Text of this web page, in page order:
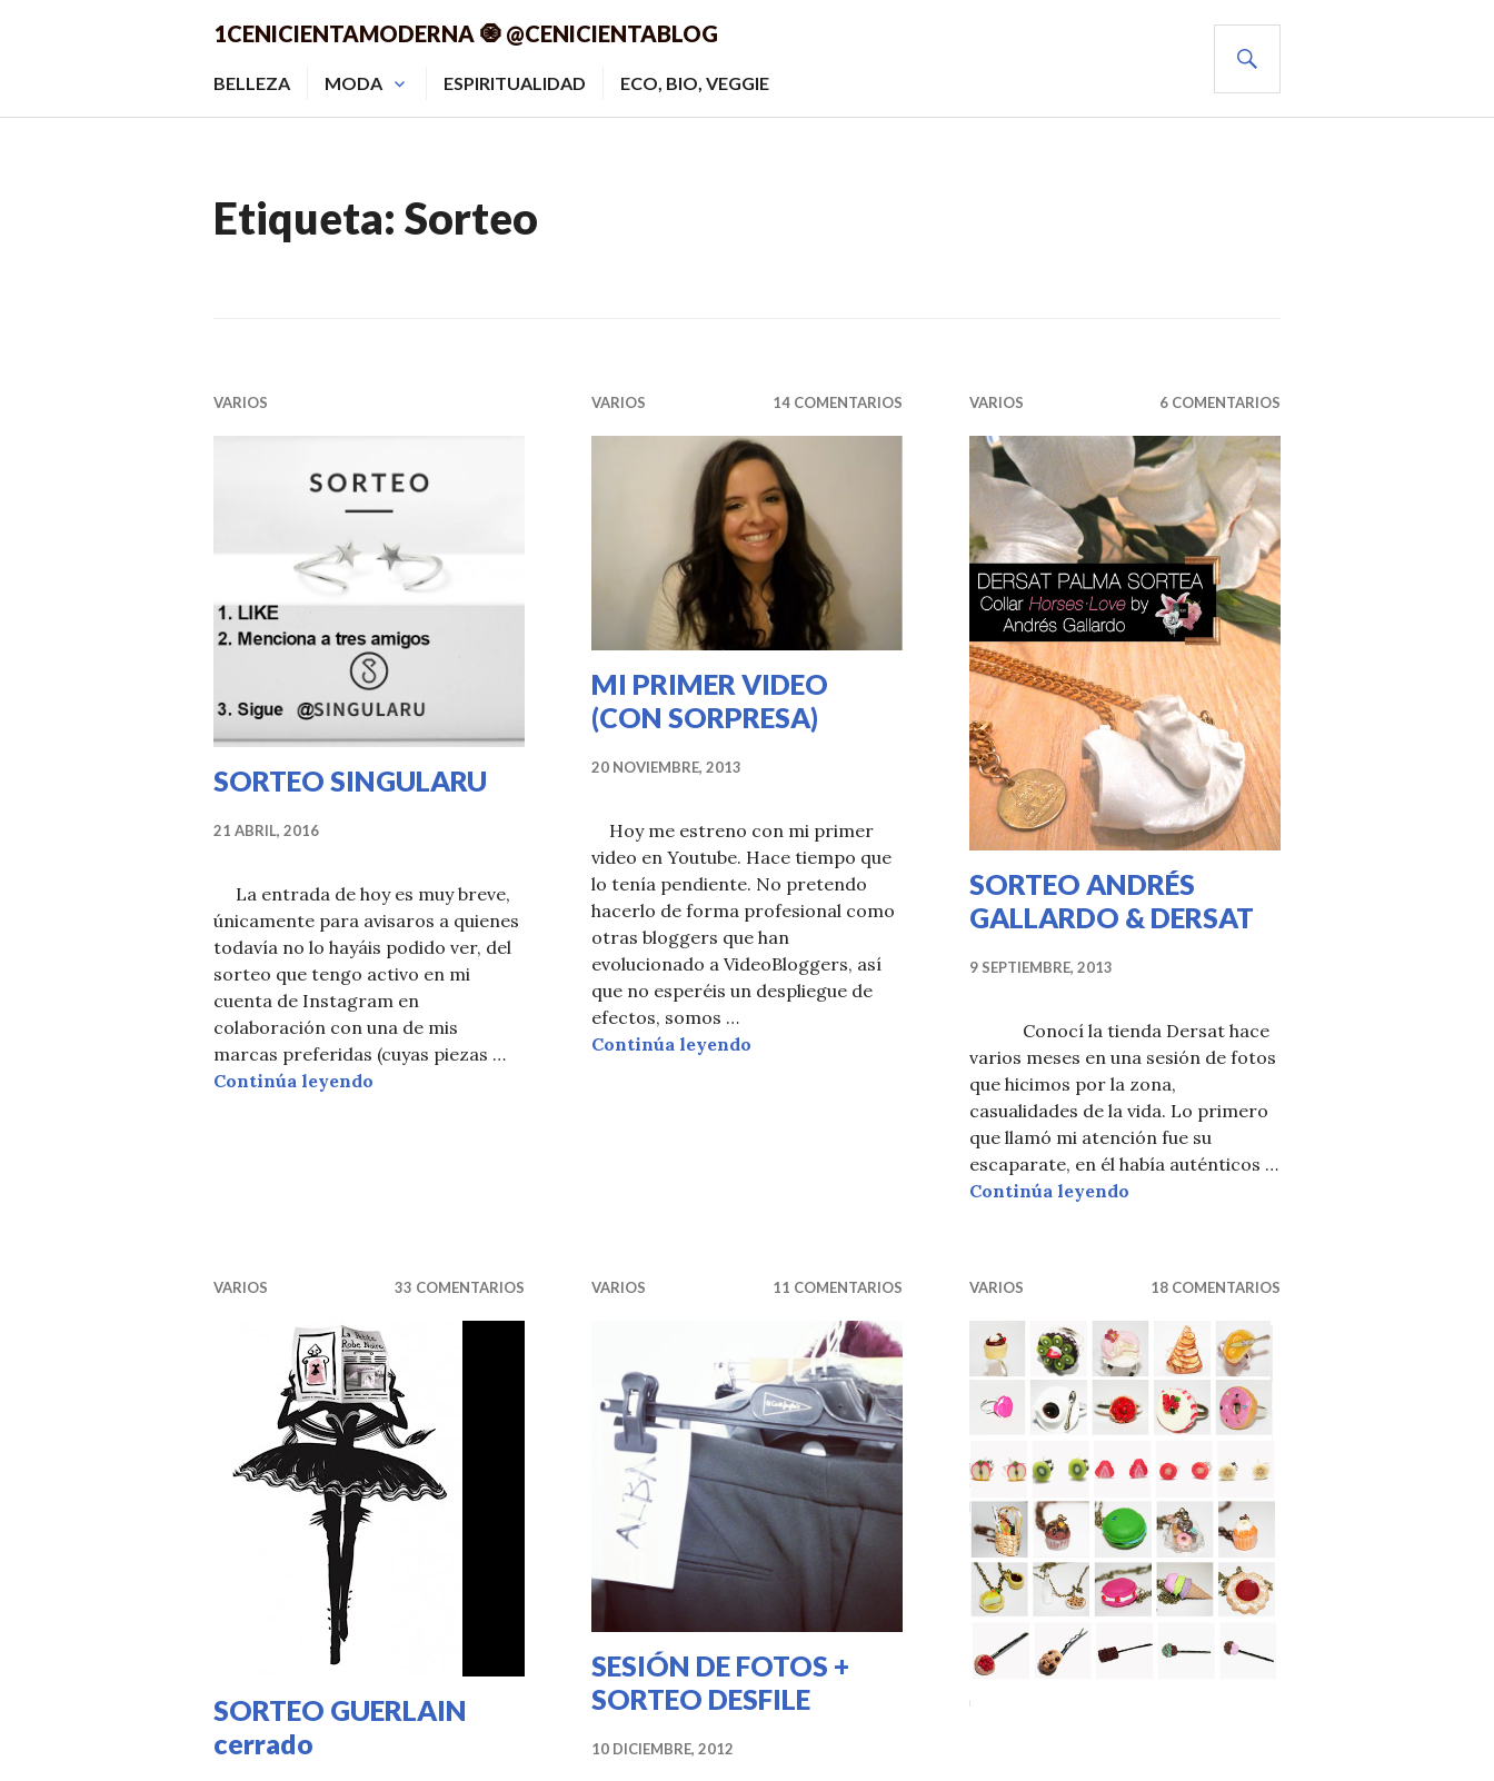
1CENICIENTAMODERNA 🧿 @CENICIENTABLOG
BELLEZA MODA ESPIRITUALIDAD ECO, BIO, VEGGIE
Etiqueta: Sorteo
VARIOS
SORTEO SINGULARU
21 ABRIL, 2016
La entrada de hoy es muy breve,
únicamente para avisaros a quienes
todavía no lo hayáis podido ver, del
sorteo que tengo activo en mi
cuenta de Instagram en
colaboración con una de mis
marcas preferidas (cuyas piezas …
Continúa leyendo
VARIOS 14 COMENTARIOS
MI PRIMER VIDEO
(CON SORPRESA)
20 NOVIEMBRE, 2013
Hoy me estreno con mi primer
video en Youtube. Hace tiempo que
lo tenía pendiente. No pretendo
hacerlo de forma profesional como
otras bloggers que han
evolucionado a VideoBloggers, así
que no esperéis un despliegue de
efectos, somos …
Continúa leyendo MI PRIMER VIDEO (CON SORPRESA)
VARIOS 6 COMENTARIOS
SORTEO ANDRÉS
GALLARDO & DERSAT
9 SEPTIEMBRE, 2013
Conocí la tienda Dersat hace
varios meses en una sesión de fotos
que hicimos por la zona,
casualidades de la vida. Lo primero
que llamó mi atención fue su
escaparate, en él había auténticos …
Continúa leyendo
VARIOS 33 COMENTARIOS
SORTEO GUERLAIN
cerrado
VARIOS 11 COMENTARIOS
SESIÓN DE FOTOS +
SORTEO DESFILE
10 DICIEMBRE, 2012
VARIOS 18 COMENTARIOS